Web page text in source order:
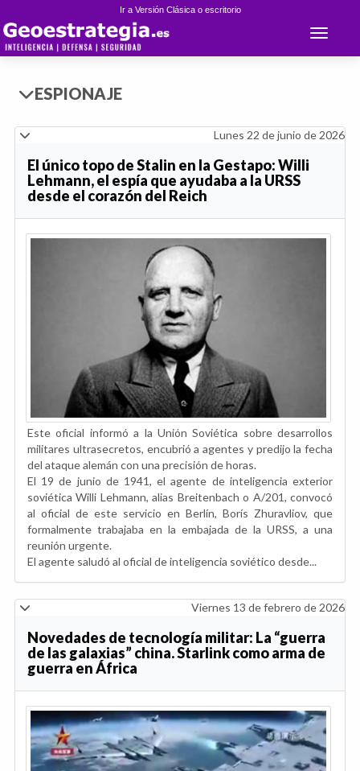
Ir a Versión Clásica o escritorio
Toggle
ESPIONAJE
Lunes 22 de junio de 2026
El único topo de Stalin en la Gestapo: Willi
Lehmann, el espía que ayudaba a la URSS
desde el corazón del Reich
Este oficial informó a la Unión Soviética sobre desarrollos
militares ultrasecretos, encubrió a agentes y predijo la fecha
del ataque alemán con una precisión de horas.
El 19 de junio de 1941, el agente de inteligencia exterior
soviética Willi Lehmann, alias Breitenbach o A/201, convocó
al oficial de este servicio en Berlín, Borís Zhuravliov, que
formalmente trabajaba en la embajada de la URSS, a una
reunión urgente.
El agente saludó al oficial de inteligencia soviético desde...
Viernes 13 de febrero de 2026
Novedades de tecnología militar: La “guerra
de las galaxias” china. Starlink como arma de
guerra en África